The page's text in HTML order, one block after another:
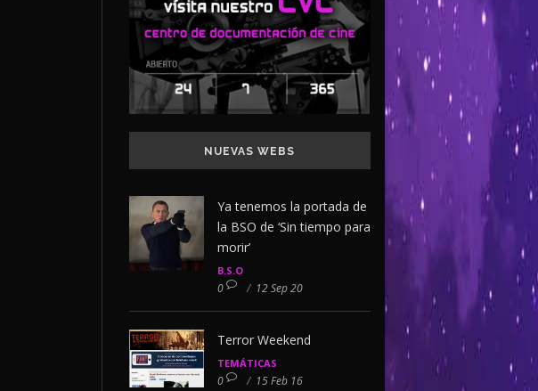
NUEVAS WEBS
Ya tenemos la portada de
la BSO de ‘Sin tiempo para
morir’
B.S.O
0 / 12 Sep 20
Terror Weekend
TEMÁTICAS
0 / 15 Feb 16